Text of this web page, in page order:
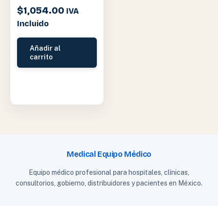
$1,054.00 IVA
Incluido
Añadir al
carrito
Medical Equipo Médico
Equipo médico profesional para hospitales, clínicas,
consultorios, gobierno, distribuidores y pacientes en México.